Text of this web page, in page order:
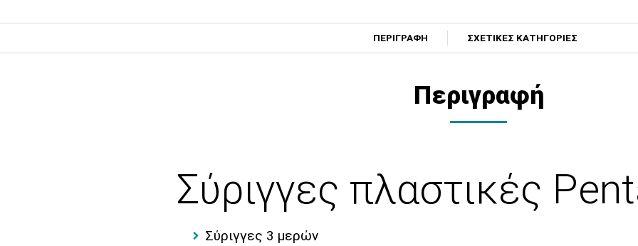
ΠΕΡΙΓΡΑΦΗ ΣΧΕΤΙΚΕΣ ΚΑΤΗΓΟΡΙΕΣ
Περιγραφή
Σύριγγες πλαστικές
Σύριγγες 3 μερών